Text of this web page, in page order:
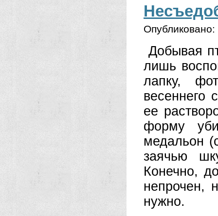
Опубликовано:
Добывая
лишь
лапку,
весеннего
ее
форму
медальон
заячью
Конечно,
непрочен,
нужно.